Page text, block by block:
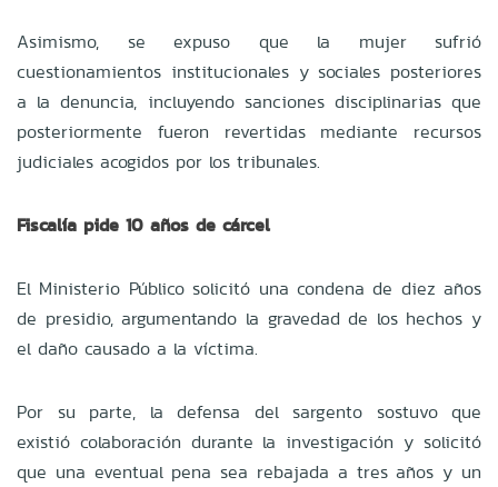
Asimismo, se expuso que la mujer sufrió
cuestionamientos institucionales y sociales posteriores
a la denuncia, incluyendo sanciones disciplinarias que
posteriormente fueron revertidas mediante recursos
judiciales acogidos por los tribunales.
Fiscalía pide 10 años de cárcel
El Ministerio Público solicitó una condena de diez años
de presidio, argumentando la gravedad de los hechos y
el daño causado a la víctima.
Por su parte, la defensa del sargento sostuvo que
existió colaboración durante la investigación y solicitó
que una eventual pena sea rebajada a tres años y un